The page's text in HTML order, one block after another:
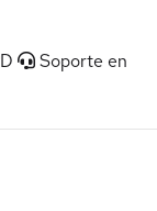
Soporte en